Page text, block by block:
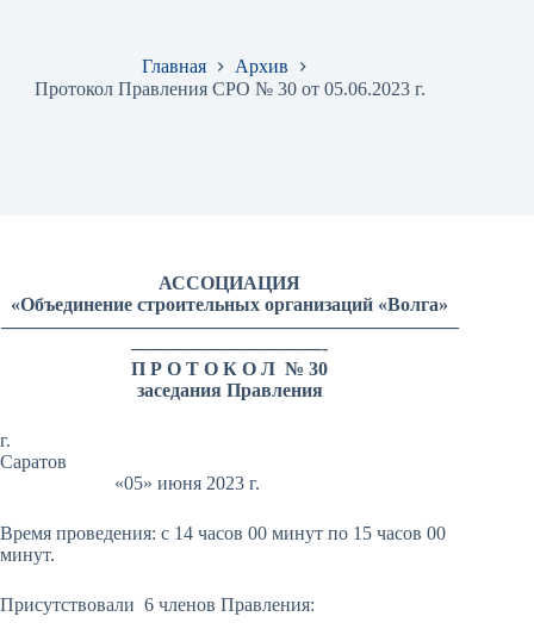
Главная
Архив
Протокол Правления СРО № 30 от 05.06.2023 г.
АССОЦИАЦИЯ
«Объединение строительных организаций «Волга»
————————————————————————
——————————-
П Р О Т О К О Л № 30
заседания Правления
г.
Саратов
«05» июня 2023 г.
Время проведения: с 14 часов 00 минут по 15 часов 00
минут.
Присутствовали 6 членов Правления: